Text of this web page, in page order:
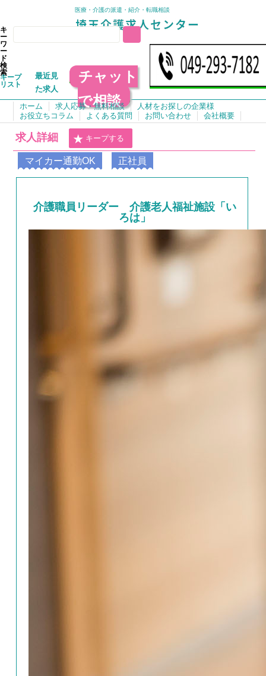
医療・介護の派遣・紹介・転職相談
キ
ー
ワ
ー
ド
検
索
キープ
リスト
最近見
た求人
チャット
で相談
ホーム 求人応募・無料相談
人材をお探しの企業様
お役立ちコラム
よくある質問 お問い合わせ 会社概要
求人詳細 キープする
マイカー通勤OK 正社員
介護職員リーダー 介護老人福祉施設「い
ろは」